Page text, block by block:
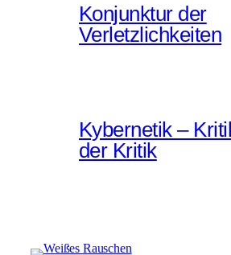
Konjunktur der
Verletzlichkeiten
Kybernetik –
der Kritik